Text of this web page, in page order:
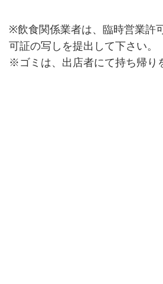
※飲食関係業者は、臨時営業許
可証の写しを提出して下さい。
※ゴミは、出店者にて持ち帰り